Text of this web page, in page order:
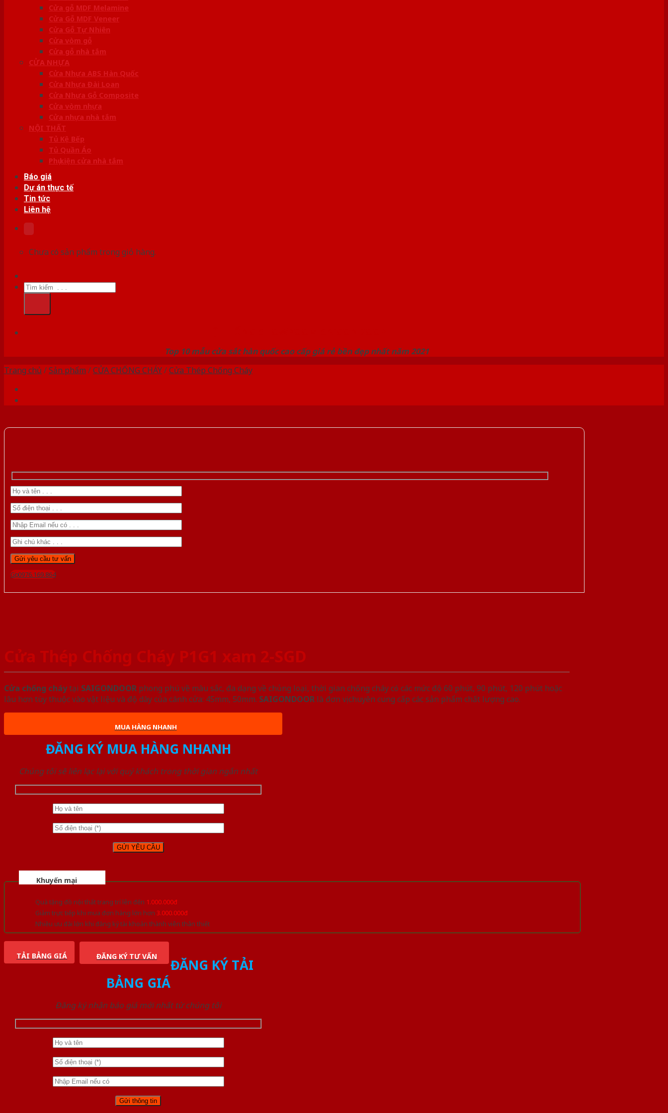
Cửa gỗ MDF Melamine
Cửa Gỗ MDF Veneer
Cửa Gỗ Tự Nhiên
Cửa vòm gỗ
Cửa gỗ nhà tắm
CỬA NHỰA
Cửa Nhựa ABS Hàn Quốc
Cửa Nhựa Đài Loan
Cửa Nhựa Gỗ Composite
Cửa vòm nhựa
Cửa nhựa nhà tắm
NỘI THẤT
Tủ Kệ Bếp
Tủ Quần Áo
Phụ kiện cửa nhà tắm
Báo giá
Dự án thực tế
Tin tức
Liên hệ
Chưa có sản phẩm trong giỏ hàng.
Tìm
kiếm:
Top 10 mẫu cửa sắt hàn quốc cao cấp giá rẻ bền đẹp nhất năm 2021
Trang chủ /Sản phẩm /CỬA CHỐNG CHÁY/Cửa Thép Chống Cháy
Gọi 0976.169.864
Cửa Thép Chống Cháy P1G1 xam 2-SGD
Cửa chống cháytại SAIGONDOOR phong phú về màu sắc, đa dạng về chủng loại, thời gian chống cháy có các mức độ 60 phút, 90 phút, 120 phút hoặc
lâu hơn tùy thuộc vào vật liệu và độ dày của cánh cửa: 45mm, 50mm. SAIGONDOOR là đơn vị chuyên cung cấp các sản phẩm chất lượng cao.
MUA HÀNG NHANH
ĐĂNG KÝ MUA HÀNG NHANH
Chúng tôi sẽ liên lạc lại với quý khách trong thời gian ngắn nhất
Khuyến mại
Quà tặng đồ nội thất trang trí lên đến 1.000.000đ
Giảm trực tiếp khi mua đơn hàng lớn hơn 3.000.000đ
Nhiều ưu đãi lớn khi đăng ký tài khoản thành viên thân thiết
TẢI BẢNG GIÁ ĐĂNG KÝ TƯ VẤN
ĐĂNG KÝ TẢI
BẢNG GIÁ
Đăng ký nhận báo giá mới nhất từ chúng tôi